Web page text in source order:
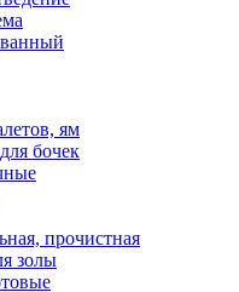
ям
бочек
прочистная
золы